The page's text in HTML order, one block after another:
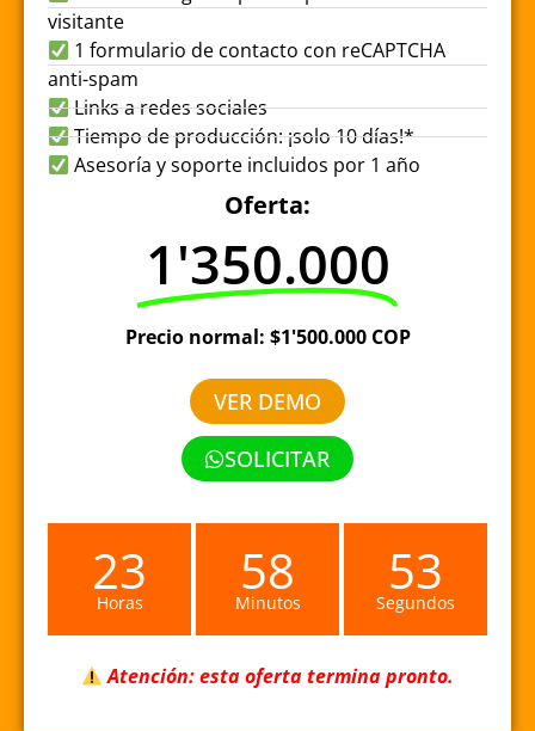
visitante
1 formulario de contacto con reCAPTCHA
anti-spam
Links a redes sociales
Tiempo de producción: ¡solo 10 días!*
Asesoría y soporte incluidos por 1 año
Oferta:
1'350.000
Precio normal: $1'500.000 COP
VER DEMO
SOLICITAR
23
Horas 58
Minutos 53
Segundos
Atención: esta oferta termina pronto.